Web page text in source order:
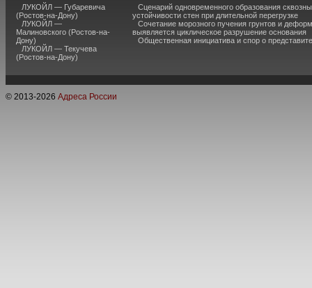
ЛУКОЙЛ — Губаревича
(Ростов-на-Дону)
ЛУКОЙЛ —
Малиновского (Ростов-на-
Дону)
ЛУКОЙЛ — Текучева
(Ростов-на-Дону)
Сценарий одновременного образования
устойчивости стен при длительной перегрузке
Сочетание морозного пучения грунтов и
выявляется циклическое разрушение основания
Общественная инициатива и спор о
© 2013-2026 Адреса России